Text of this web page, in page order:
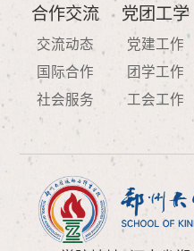
合作交流
交流动态
国际合作
社会服务
党团工学
党建工作
团学工作
工会工作